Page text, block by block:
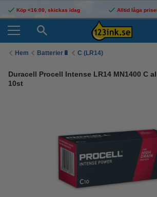
Köp <16:00, skickas idag Alltid låga
Hem Batterier🔋 C (LR14)
Duracell Procell Intense LR14 MN1400 C
10st